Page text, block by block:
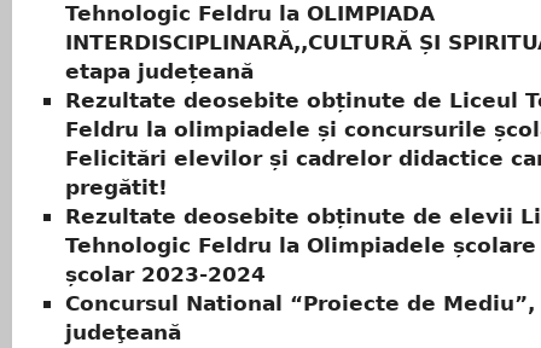
Tehnologic Feldru la OLIMPIADA
INTERDISCIPLINARĂ,,CULTURĂ ȘI
etapa județeană
Rezultate deosebite obținute de Liceul
Feldru la olimpiadele și concursurile
Felicitări elevilor și cadrelor didactice
pregătit!
Rezultate deosebite obținute de elevii
Tehnologic Feldru la Olimpiadele
școlar 2023-2024
Concursul National “Proiecte de Mediu”,
judeţeană